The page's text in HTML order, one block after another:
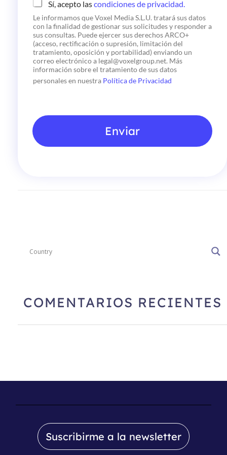
e
c
k
b
o
x
e
Sí, acepto lascondiciones de privacidad.
Le informamos que Voxel Media S.L.U. tratará sus datos
con la finalidad de gestionar sus solicitudes y responder a
sus consultas. Puede ejercer sus derechos ARCO+
(acceso, rectificación o supresión, limitación del
tratamiento, oposición y portabilidad) enviando un
correo electrónico a legal@voxelgroup.net. Más
información sobre el tratamiento de sus datos
personales en nuestra Política de Privacidad
Enviar
COMENTARIOS RECIENTES
Suscribirme a la newsletter